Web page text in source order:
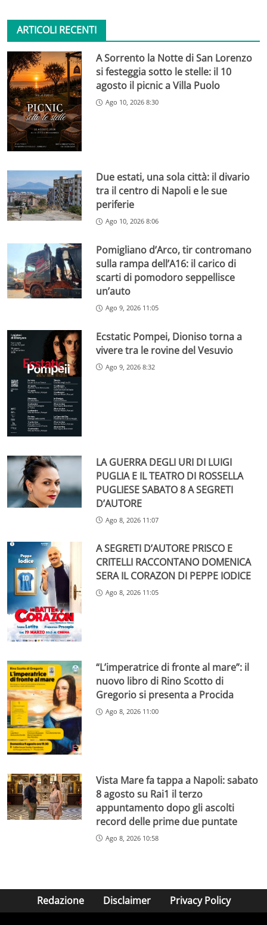
ARTICOLI RECENTI
A Sorrento la Notte di San Lorenzo
si festeggia sotto le stelle: il 10
agosto il picnic a Villa Puolo
Ago 10, 2026 8:30
Due estati, una sola città: il divario
tra il centro di Napoli e le sue
periferie
Ago 10, 2026 8:06
Pomigliano d’Arco, tir contromano
sulla rampa dell’A16: il carico di
scarti di pomodoro seppellisce
un’auto
Ago 9, 2026 11:05
Ecstatic Pompei, Dioniso torna a
vivere tra le rovine del Vesuvio
Ago 9, 2026 8:32
LA GUERRA DEGLI URI DI LUIGI
PUGLIA E IL TEATRO DI ROSSELLA
PUGLIESE SABATO 8 A SEGRETI
D’AUTORE
Ago 8, 2026 11:07
A SEGRETI D’AUTORE PRISCO E
CRITELLI RACCONTANO DOMENICA
SERA IL CORAZON DI PEPPE IODICE
Ago 8, 2026 11:05
“L’imperatrice di fronte al mare”: il
nuovo libro di Rino Scotto di
Gregorio si presenta a Procida
Ago 8, 2026 11:00
Vista Mare fa tappa a Napoli: sabato
8 agosto su Rai1 il terzo
appuntamento dopo gli ascolti
record delle prime due puntate
Ago 8, 2026 10:58
Redazione Disclaimer Privacy Policy